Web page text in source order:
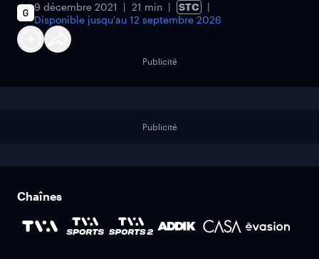
9 décembre 2021 21 min
STC
Disponible jusqu'au 12 septembre 2026
Publicité
Publicité
Chaînes